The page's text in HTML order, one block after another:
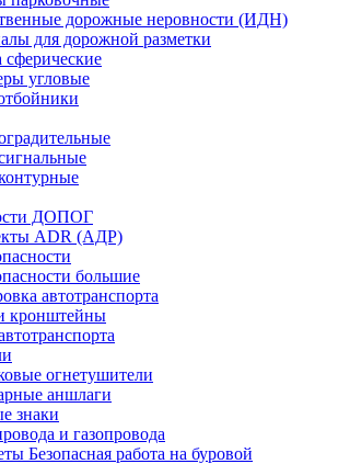
дорожные неровности (ИДН)
для дорожной разметки
сферические
угловые
ДОПОГ
ADR (АДР)
большие
автотранспорта
кронштейны
огнетушители
аншлаги
знаки
и газопровода
Безопасная работа на буровой